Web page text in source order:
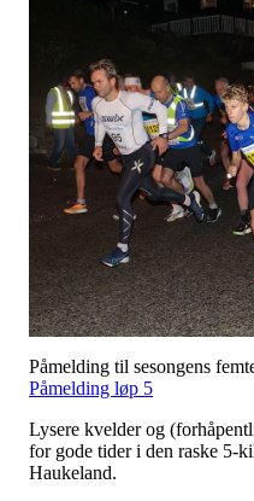
Påmelding til sesongens
Påmelding løp 5
Lysere kvelder og
for gode tider i den raske 5-
Haukeland.